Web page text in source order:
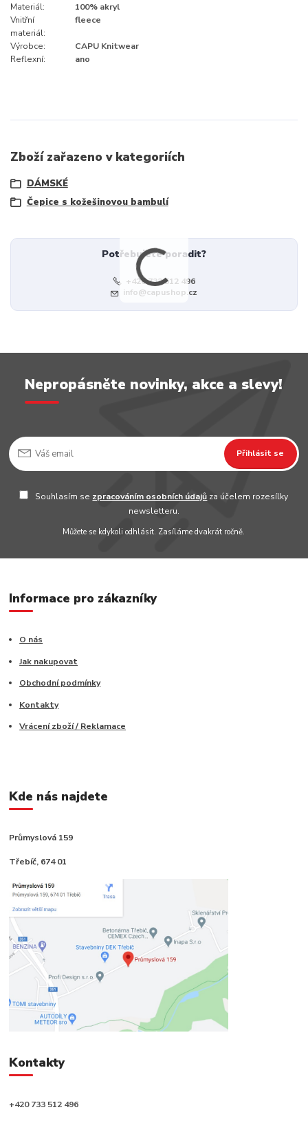
Materiál:
100% akryl
Vnitřní
materiál:
fleece
Výrobce:
CAPU Knitwear
Reflexní:
ano
Zboží zařazeno v kategoriích
DÁMSKÉ
Čepice s kožešinovou bambulí
Potřebujete poradit?
+420 733 512 496
info@capushop.cz
Nepropásněte novinky, akce a slevy!
Přihlásit se
Souhlasím se zpracováním osobních údajů za účelem rozesílky
newsletteru.
Můžete se kdykoli odhlásit. Zasíláme dvakrát ročně.
Informace pro zákazníky
O nás
Jak nakupovat
Obchodní podmínky
Kontakty
Vrácení zboží / Reklamace
Kde nás najdete
Průmyslová 159
Třebíč, 674 01
Kontakty
+420 733 512 496